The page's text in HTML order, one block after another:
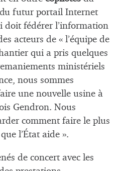
futur portail Internet
doit fédérer l’information
acteurs de « l’équipe de
qui a pris quelques
ministériels
nous sommes
une nouvelle usine à
Gendron. Nous
comment faire le plus
l’État aide ».
de concert avec les